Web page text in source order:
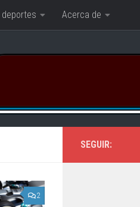
deportes Acerca de
2
SEGUIR: